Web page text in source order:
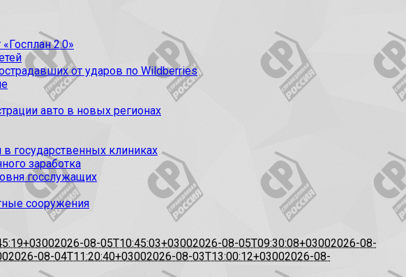
2.0»
от ударов по Wildberries
авто в новых регионах
государственных клиниках
заработка
госслужащих
сооружения
2026-08-05T10:45:03+03002026-08-05T09:30:08+03002026-08-
2026-08-04T11:20:40+03002026-08-03T13:00:12+03002026-08-